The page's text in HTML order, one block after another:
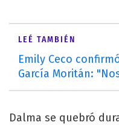
LEÉ TAMBIÉN
Emily Ceco
García Moritán:
Dalma se quebró